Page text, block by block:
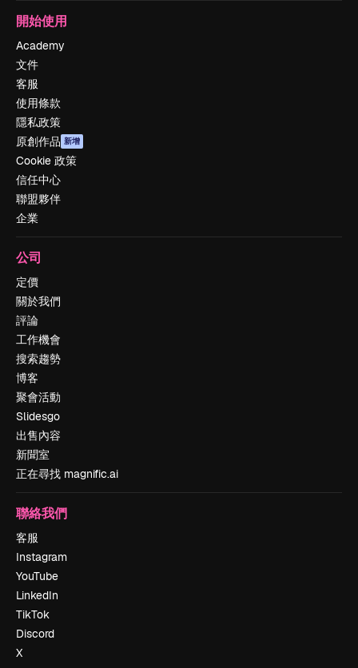
開始使用
Academy
文件
客服
使用條款
隱私政策
原創作品 新增
Cookie 政策
信任中心
聯盟夥伴
企業
公司
定價
關於我們
評論
工作機會
搜索趨勢
博客
聚會活動
Slidesgo
出售內容
新聞室
正在尋找 magnific.ai
聯絡我們
客服
Instagram
YouTube
LinkedIn
TikTok
Discord
X